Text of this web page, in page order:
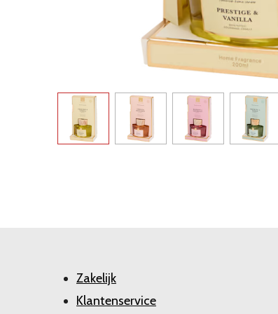
Zakelijk
Klantenservice